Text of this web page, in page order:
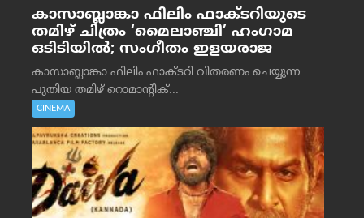
കാസാബ്ലാങ്കാ ഫിലിം ഫാക്ടറിയുടെ
തമിഴ് ചിത്രം ‘മൈലാഞ്ചി’ ഹംഗാമ
ഒടിടിയിൽ; സംഗീതം ഇളയരാജ
കാസാബ്ലാങ്കാ ഫിലിം ഫാക്ടറി വിതരണം ചെയ്യുന്ന
പുതിയ തമിഴ് റൊമാന്റിക്...
CINEMA